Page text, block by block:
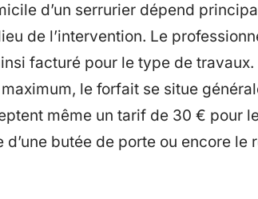
d’un serrurier dépend
de l’intervention. Le
facturé pour le type de
le forfait se situe
même un tarif de 30 € pour
butée de porte ou encore le